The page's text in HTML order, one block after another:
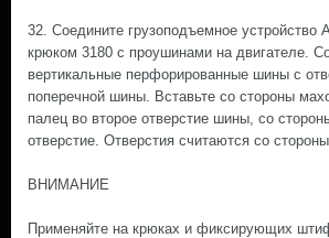
32. Соедините грузоподъемное устройство
крюком 3180 с проушинами на двигателе.
вертикальные перфорированные шины с
поперечной шины. Вставьте со стороны
палец во второе отверстие шины, со
отверстие. Отверстия считаются со
ВНИМАНИЕ
Применяйте на крюках и фиксирующих